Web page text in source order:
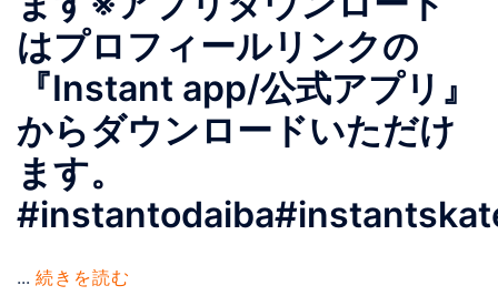
はプロフィールリンクの
『Instant app/公式アプリ』
からダウンロードいただけ
ます。
... 続きを読む